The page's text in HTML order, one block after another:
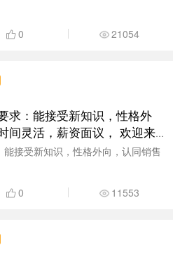
0 21054
求：能接受新知识，性格外
间灵活，薪资面议， 欢迎来
接受新知识，性格外向，认同销售
0 11553